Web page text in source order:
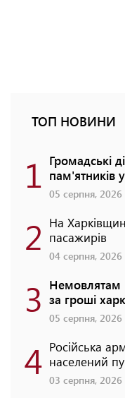
ТОП НОВИНИ
1 Громадські
пам'ятників
05 серпня,
2 На
пасажирів
04 серпня,
3 Немовлятам
за гроші
05 серпня,
4 Російська
населений
03 серпня,